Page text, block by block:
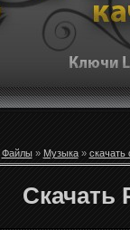
Файлы» Музыка»
Скачать